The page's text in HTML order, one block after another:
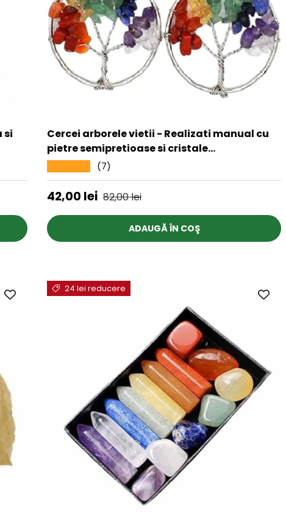
si
Cercei arborele vietii - Realizati manual cu
pietre semipretioase si cristale
vindecatoare a celor 7 chakre
(7)
Preț de vânzare
42,00 lei Preț obișnuit
82,00 lei
ADAUGĂ ÎN COŞ
24 lei reducere